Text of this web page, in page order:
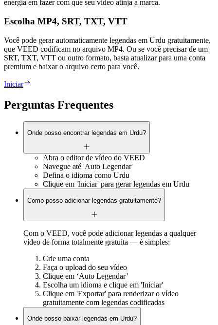
energia em fazer com que seu vídeo atinja a marca.
Escolha MP4, SRT, TXT, VTT
Você pode gerar automaticamente legendas em Urdu gratuitamente,
que VEED codificam no arquivo MP4. Ou se você precisar de um
SRT, TXT, VTT ou outro formato, basta atualizar para uma conta
premium e baixar o arquivo certo para você.
Iniciar
Perguntas Frequentes
Onde posso encontrar legendas em Urdu?
Abra o editor de vídeo do VEED
Navegue até 'Auto Legendar'
Defina o idioma como Urdu
Clique em 'Iniciar' para gerar legendas em Urdu
Como posso adicionar legendas gratuitamente?
Com o VEED, você pode adicionar legendas a qualquer
vídeo de forma totalmente gratuita — é simples:
Crie uma conta
Faça o upload do seu vídeo
Clique em ‘Auto Legendar’
Escolha um idioma e clique em 'Iniciar'
Clique em 'Exportar' para renderizar o vídeo
gratuitamente com legendas codificadas
Onde posso baixar legendas em Urdu?